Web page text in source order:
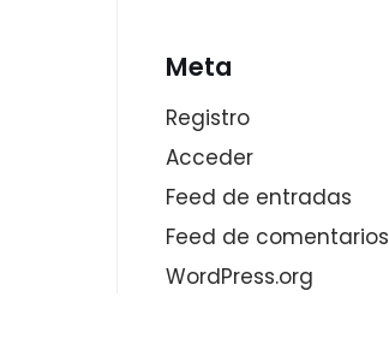
Meta
Registro
Acceder
Feed de entradas
Feed de comentarios
WordPress.org